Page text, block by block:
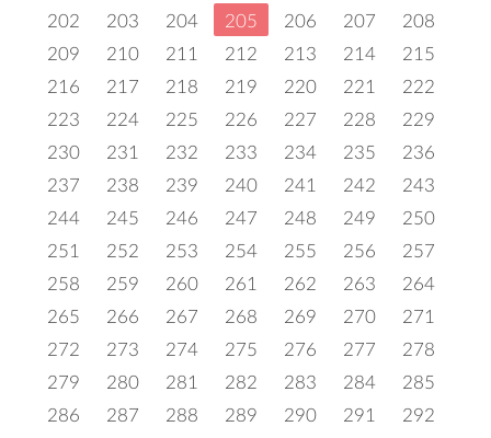
202
203 204 205 206 207
208
209
210 211 212 213 214
215
216
217 218 219 220 221
222
223
224 225 226 227 228
229
230
231 232 233 234 235
236
237
238 239 240 241 242
243
244
245 246 247 248 249
250
251
252 253 254 255 256
257
258
259 260 261 262 263
264
265
266 267 268 269 270
271
272
273 274 275 276 277
278
279
280 281 282 283 284
285
286
287 288 289 290 291
292